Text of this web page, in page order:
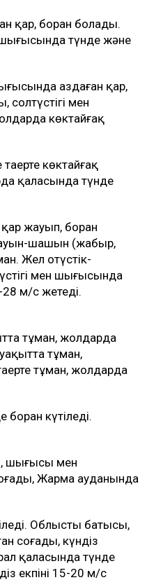
қар, боран болады.
шығысында түнде және
аздаған қар,
мен
көктайғақ
көктайғақ
қаласында түнде
қар жауып, боран
шашын (жаңбыр,
Жел оңтүстік-
мен шығысында
м/с жетеді.
тұман, жолдарда
тұман,
тұман, жолдарда
күтіледі.
шығысы мен
Жарма ауданында
Облыстың батысы,
соғады, күндіз
қаласында түнде
екпіні 15-20 м/с